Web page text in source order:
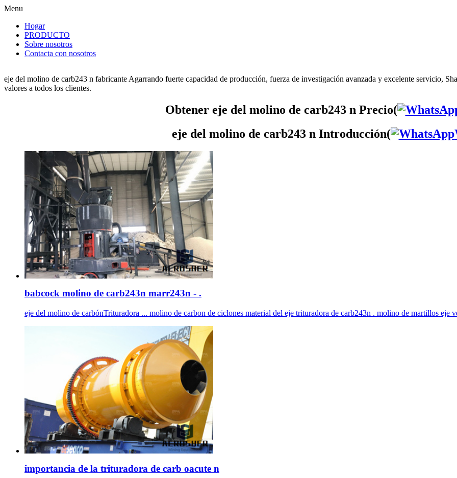
Menu
Hogar
PRODUCTO
Sobre nosotros
Contacta con nosotros
eje del molino de carb243 n fabricante Agarrando fuerte capacidad de producción, fuerza de investigación avanzada y excelente servicio,
valores a todos los clientes.
Obtener eje del molino de carb243 n Precio(
eje del molino de carb243 n Introducción(
babcock molino de carb243n marr243n - .
eje del molino de carbónTrituradora ... molino de carbon de ciclones material del eje trituradora de carb243n . molino de martillos eje
importancia de la trituradora de carb oacute n